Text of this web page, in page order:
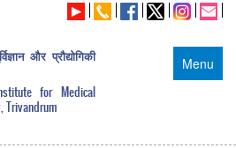
Menu
और प्रौद्योगिकी
for Medical
Trivandrum